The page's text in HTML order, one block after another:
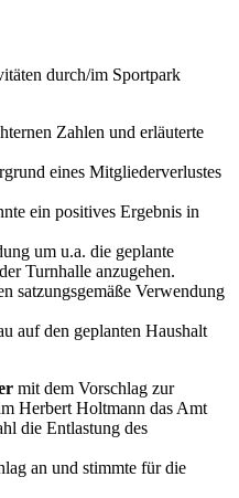
durch/im Sportpark
Zahlen und erläuterte
eines Mitgliederverlustes
ein positives Ergebnis in
um u.a. die geplante
Turnhalle anzugehen.
satzungsgemäße Verwendung
auf den geplanten Haushalt
mit dem Vorschlag zur
Herbert Holtmann das Amt
die Entlastung des
an und stimmte für die